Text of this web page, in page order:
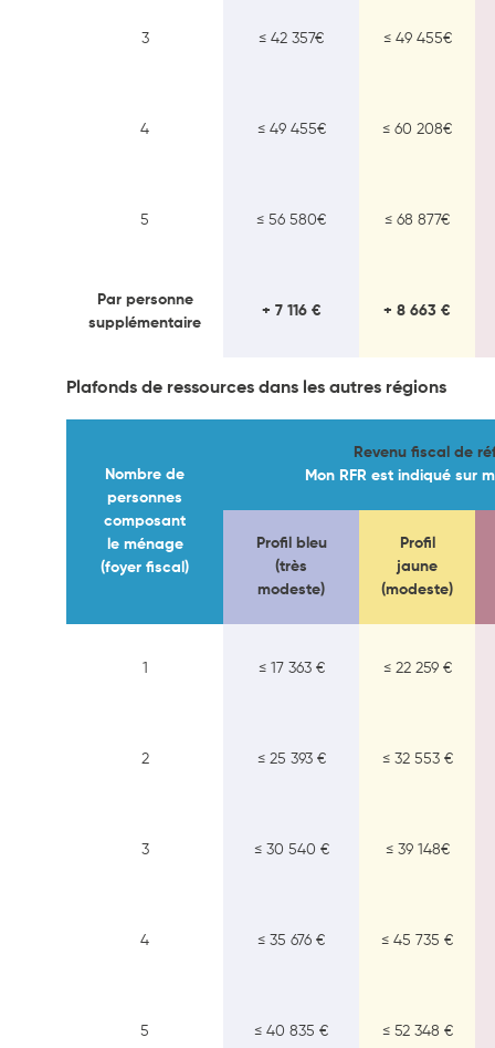
3 ≤ 42 357€ ≤ 49 455€
4 ≤ 49 455€ ≤ 60 208€
5 ≤ 56 580€ ≤ 68 877€
Par personne
supplémentaire
+ 7 116 € + 8 663 €
Plafonds de ressources dans les autres régions
Nombre de
personnes
composant
le ménage
(foyer fiscal)
Revenu fiscal de
Mon RFR est indiqué sur
Profil bleu
(très
modeste)
Profil
jaune
(modeste)
1 ≤ 17 363 € ≤ 22 259 €
2 ≤ 25 393 € ≤ 32 553 €
3 ≤ 30 540 € ≤ 39 148€
4 ≤ 35 676 € ≤ 45 735 €
5 ≤ 40 835 € ≤ 52 348 €